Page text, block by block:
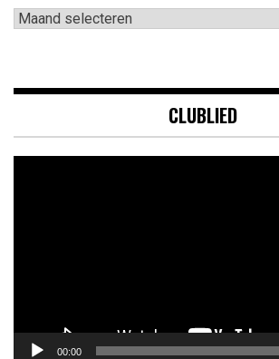
Archieven
CLUBLIED
00:00